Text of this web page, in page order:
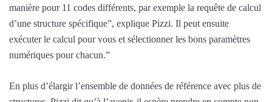
manière pour 11 codes différents, par exemple la requête de calcul
d’une structure spécifique”, explique Pizzi. Il peut ensuite
exécuter le calcul pour vous et sélectionner les bons paramètres
numériques pour chacun.”
En plus d’élargir l’ensemble de données de référence avec plus de